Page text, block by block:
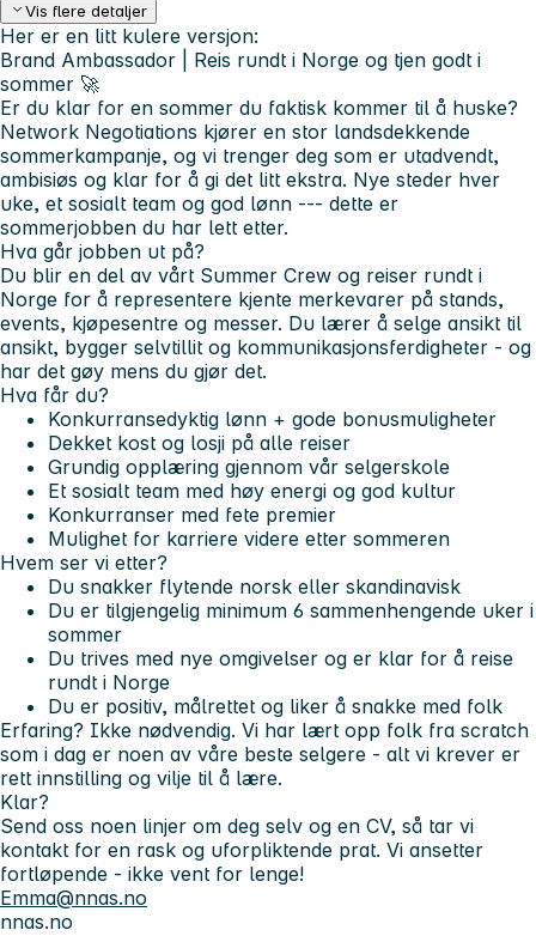
Vis flere detaljer
Her er en litt kulere versjon:
Brand Ambassador | Reis rundt i Norge og tjen godt i
sommer 🚀
Er du klar for en sommer du faktisk kommer til å huske?
Network Negotiations kjører en stor landsdekkende
sommerkampanje, og vi trenger deg som er utadvendt,
ambisiøs og klar for å gi det litt ekstra. Nye steder hver
uke, et sosialt team og god lønn --- dette er
sommerjobben du har lett etter.
Hva går jobben ut på?
Du blir en del av vårt Summer Crew og reiser rundt i
Norge for å representere kjente merkevarer på stands,
events, kjøpesentre og messer. Du lærer å selge ansikt til
ansikt, bygger selvtillit og kommunikasjonsferdigheter - og
har det gøy mens du gjør det.
Hva får du?
Konkurransedyktig lønn + gode bonusmuligheter
Dekket kost og losji på alle reiser
Grundig opplæring gjennom vår selgerskole
Et sosialt team med høy energi og god kultur
Konkurranser med fete premier
Mulighet for karriere videre etter sommeren
Hvem ser vi etter?
Du snakker flytende norsk eller skandinavisk
Du er tilgjengelig minimum 6 sammenhengende uker i
sommer
Du trives med nye omgivelser og er klar for å reise
rundt i Norge
Du er positiv, målrettet og liker å snakke med folk
Erfaring? Ikke nødvendig. Vi har lært opp folk fra scratch
som i dag er noen av våre beste selgere - alt vi krever er
rett innstilling og vilje til å lære.
Klar?
Send oss noen linjer om deg selv og en CV, så tar vi
kontakt for en rask og uforpliktende prat. Vi ansetter
fortløpende - ikke vent for lenge!
Emma@nnas.no
nnas.no